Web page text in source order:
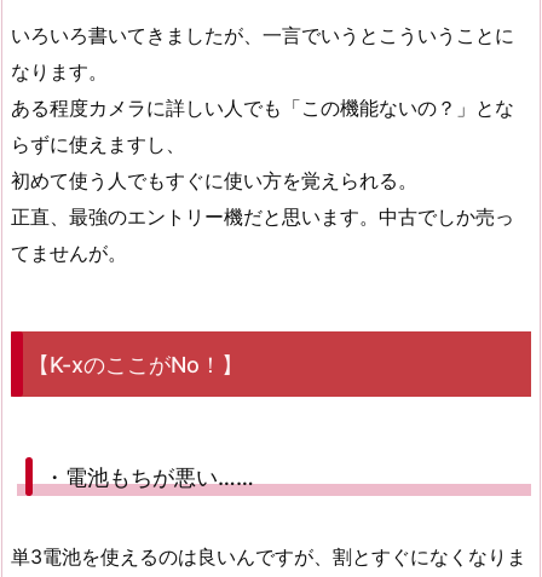
いろいろ書いてきましたが、一言でいうとこういうことに
なります。
ある程度カメラに詳しい人でも「この機能ないの？」とな
らずに使えますし、
初めて使う人でもすぐに使い方を覚えられる。
正直、最強のエントリー機だと思います。中古でしか売っ
てませんが。
【K-xのここがNo！】
・電池もちが悪い……
単3電池を使えるのは良いんですが、割とすぐになくなりま